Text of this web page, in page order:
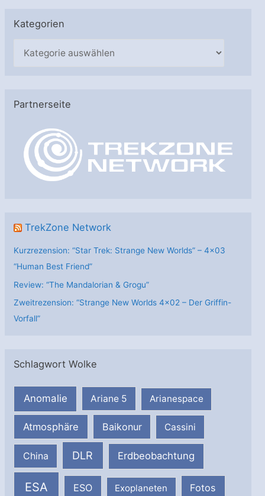
Kategorien
g
Partnerseite
TrekZone Network
Kurzrezension: “Star Trek: Strange New Worlds” – 4×03
“Human Best Friend”
Review: “The Mandalorian & Grogu”
Zweitrezension: “Strange New Worlds 4×02 – Der Griffin-
Vorfall”
Schlagwort Wolke
Anomalie Ariane 5 Arianespace
Atmosphäre Baikonur Cassini
China DLR Erdbeobachtung
ESA ESO Exoplaneten Fotos